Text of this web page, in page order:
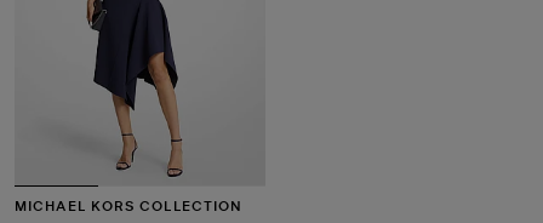
MICHAEL KORS COLLECTION